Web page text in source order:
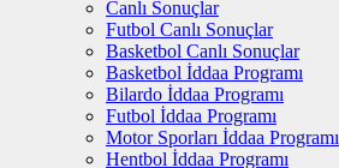
Canlı Sonuçlar
Futbol Canlı Sonuçlar
Basketbol Canlı Sonuçlar
Basketbol İddaa Programı
Bilardo İddaa Programı
Futbol İddaa Programı
Motor Sporları İddaa Programı
Hentbol İddaa Programı